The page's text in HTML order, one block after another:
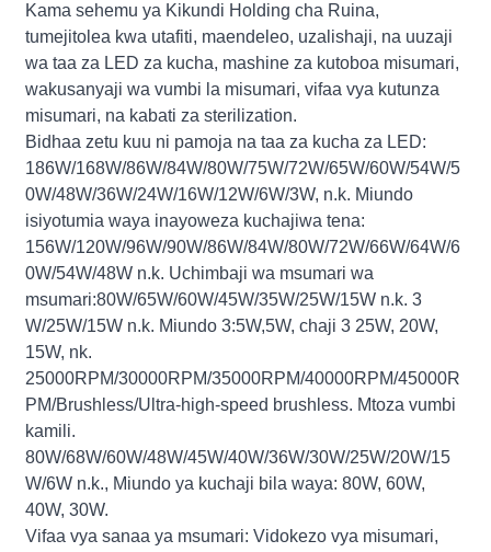
Kama sehemu ya Kikundi Holding cha Ruina,
tumejitolea kwa utafiti, maendeleo, uzalishaji, na uuzaji
wa taa za LED za kucha, mashine za kutoboa misumari,
wakusanyaji wa vumbi la misumari, vifaa vya kutunza
misumari, na kabati za sterilization.
Bidhaa zetu kuu ni pamoja na taa za kucha za LED:
186W/168W/86W/84W/80W/75W/72W/65W/60W/54W/5
0W/48W/36W/24W/16W/12W/6W/3W, n.k. Miundo
isiyotumia waya inayoweza kuchajiwa tena:
156W/120W/96W/90W/86W/84W/80W/72W/66W/64W/6
0W/54W/48W n.k. Uchimbaji wa msumari wa
msumari:80W/65W/60W/45W/35W/25W/15W n.k. 3
W/25W/15W n.k. Miundo 3:5W,5W, chaji 3 25W, 20W,
15W, nk.
25000RPM/30000RPM/35000RPM/40000RPM/45000R
PM/Brushless/Ultra-high-speed brushless. Mtoza vumbi
kamili.
80W/68W/60W/48W/45W/40W/36W/30W/25W/20W/15
W/6W n.k., Miundo ya kuchaji bila waya: 80W, 60W,
40W, 30W.
Vifaa vya sanaa ya msumari: Vidokezo vya misumari,